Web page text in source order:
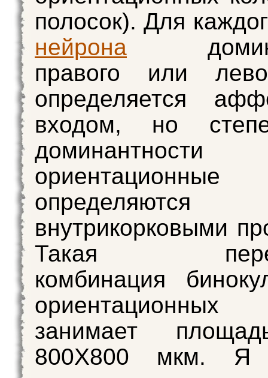
полосок). Для
нейрона
правого или
определяется
входом, но
ориентационные
определяются
внутрикорковыми
Такая
комбинация
занимает
800Х800 мкм. Я